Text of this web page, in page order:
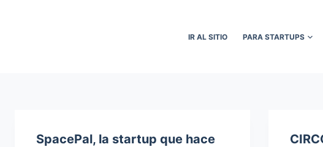
IR AL SITIO PARA STARTUPS
SpacePal, la startup que hace